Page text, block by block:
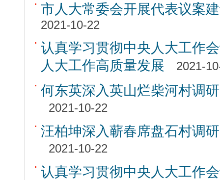
市人大常委会开展代表议案
2021-10-22
认真学习贯彻中央人大工作
人大工作高质量发展
2021-
何东英深入英山烂柴河村调
2021-10-22
汪柏坤深入蕲春席盘石村调
2021-10-22
认真学习贯彻中央人大工作